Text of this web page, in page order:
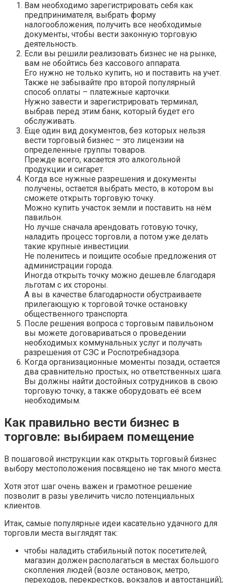
Вам необходимо зарегистрировать себя как
предпринимателя, выбрать форму
налогообложения, получить все необходимые
документы, чтобы вести законную торговую
деятельность.
Если вы решили реализовать бизнес не на рынке,
вам не обойтись без кассового аппарата.
Его нужно не только купить, но и поставить на учет.
Также не забывайте про второй популярный
способ оплаты – платежные карточки.
Нужно завести и зарегистрировать терминал,
выбрав перед этим банк, который будет его
обслуживать.
Еще один вид документов, без которых нельзя
вести торговый бизнес – это лицензии на
определенные группы товаров.
Прежде всего, касается это алкогольной
продукции и сигарет.
Когда все нужные разрешения и документы
получены, остается выбрать место, в котором вы
сможете открыть торговую точку.
Можно купить участок земли и поставить на нём
павильон.
Но лучше сначала арендовать готовую точку,
наладить процесс торговли, а потом уже делать
такие крупные инвестиции.
Не поленитесь и поищите особые предложения от
администрации города.
Иногда открыть точку можно дешевле благодаря
льготам с их стороны.
А вы в качестве благодарности обустраиваете
прилегающую к торговой точке остановку
общественного транспорта.
После решения вопроса с торговым павильоном
вы можете договариваться о проведении
необходимых коммунальных услуг и получать
разрешения от СЭС и Роспотребнадзора.
Когда организационные моменты позади, остается
два сравнительно простых, но ответственных шага.
Вы должны найти достойных сотрудников в свою
торговую точку, а также оборудовать её всем
необходимым.
Как правильно вести бизнес в
торговле: выбираем помещение
В пошаговой инструкции как открыть торговый бизнес
выбору местоположения посвящено не так много места.
Хотя этот шаг очень важен и грамотное решение
позволит в разы увеличить число потенциальных
клиентов.
Итак, самые популярные идеи касательно удачного для
торговли места выглядят так:
чтобы наладить стабильный поток посетителей,
магазин должен располагаться в местах большого
скопления людей (возле остановок, метро,
переходов, перекрестков, вокзалов и автостанций);